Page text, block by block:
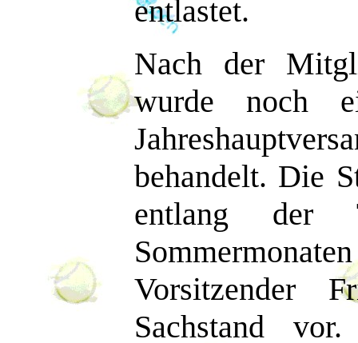
entlastet.
Nach der
wurde noch
behandelt. Die
entlang der
Vorsitzender
Sachstand